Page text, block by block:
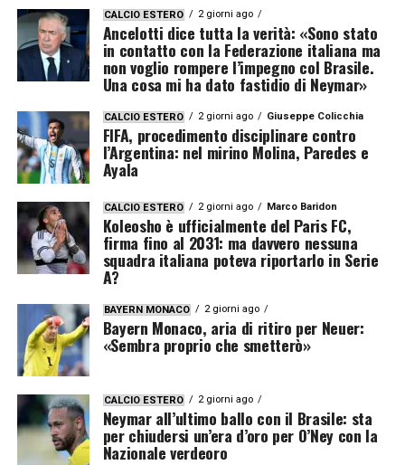
CALCIO ESTERO 2 giorni ago
Ancelotti dice tutta la verità: «Sono stato
in contatto con la Federazione italiana ma
non voglio rompere l’impegno col Brasile.
Una cosa mi ha dato fastidio di Neymar»
CALCIO ESTERO 2 giorni ago Giuseppe Colicchia
FIFA, procedimento disciplinare contro
l’Argentina: nel mirino Molina, Paredes e
Ayala
CALCIO ESTERO 2 giorni ago Marco Baridon
Koleosho è ufficialmente del Paris FC,
firma fino al 2031: ma davvero nessuna
squadra italiana poteva riportarlo in Serie
A?
BAYERN MONACO 2 giorni ago
Bayern Monaco, aria di ritiro per Neuer:
«Sembra proprio che smetterò»
CALCIO ESTERO 2 giorni ago
Neymar all’ultimo ballo con il Brasile: sta
per chiudersi un’era d’oro per O’Ney con la
Nazionale verdeoro